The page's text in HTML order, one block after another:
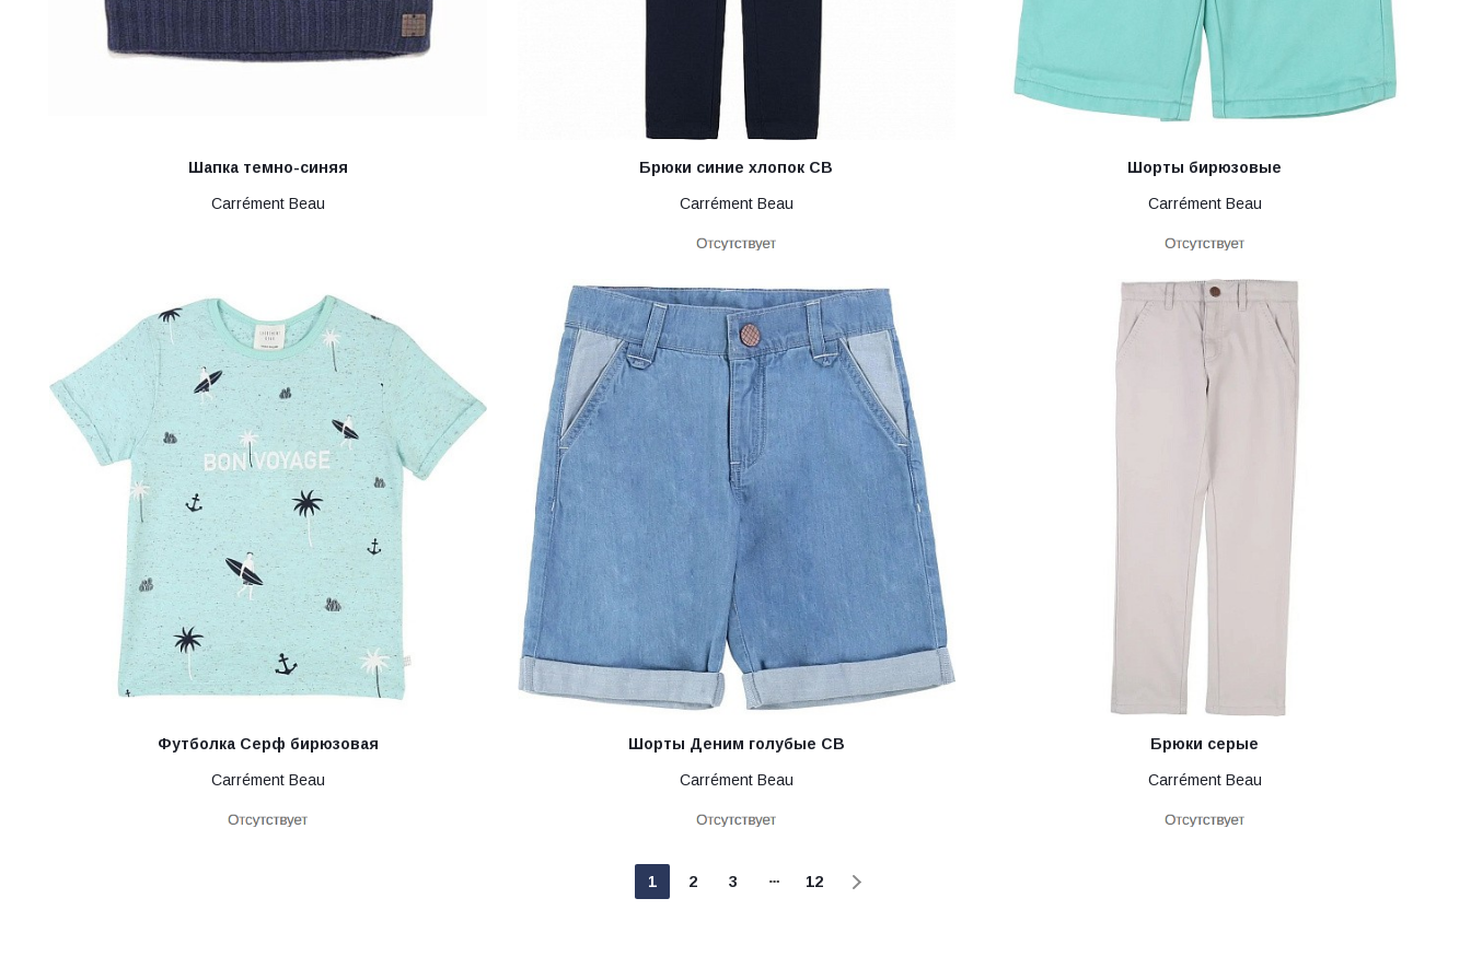
Шапка темно-синяя
Carrément Beau
Брюки синие хлопок CB
Carrément Beau
Шорты бирюзовые
Carrément Beau
Футболка Серф бирюзовая
Carrément Beau
Шорты Деним голубые CB
Carrément Beau
Брюки серые
Carrément Beau
1 2 3 12